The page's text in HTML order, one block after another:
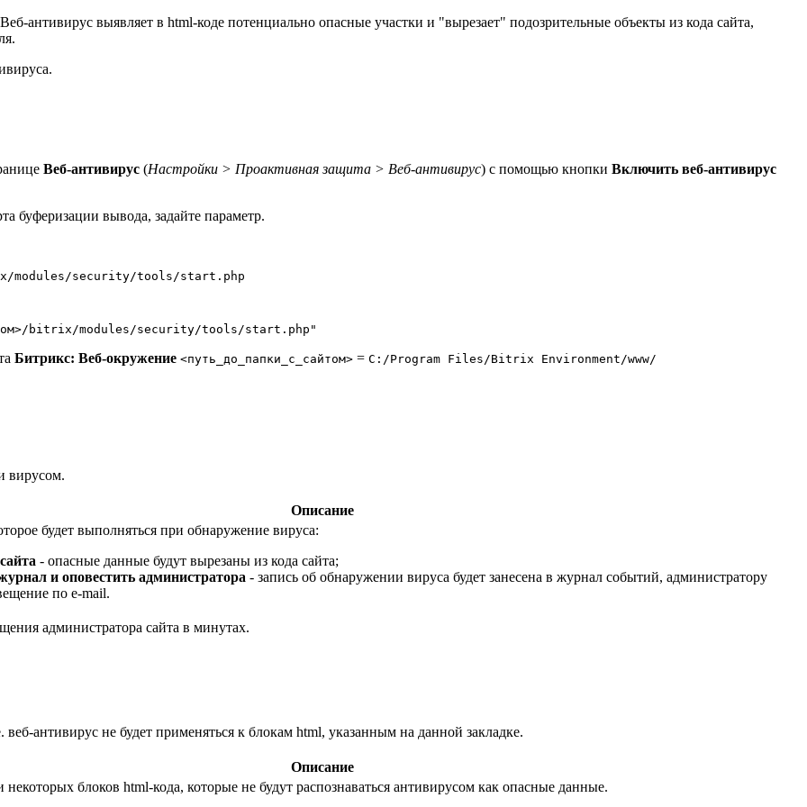
антивирус выявляет в html-коде потенциально опасные участки и "вырезает" подозрительные объекты из кода сайта,
Веб-антивирус (Настройки > Проактивная защита > Веб-антивирус) с помощью кнопки Включить веб-антивирус
буферизации вывода, задайте параметр.
modules/security/tools/start.php
bitrix/modules/security/tools/start.php"
Битрикс: Веб-окружение <путь_до_папки_с_сайтом> = C:/Program Files/Bitrix Environment/www/
вирусом.
Описание
будет выполняться при обнаружение вируса:
- опасные данные будут вырезаны из кода сайта;
и оповестить администратора - запись об обнаружении вируса будет занесена в журнал событий, администратору
по e-mail.
администратора сайта в минутах.
антивирус не будет применяться к блокам html, указанным на данной закладке.
Описание
блоков html-кода, которые не будут распознаваться антивирусом как опасные данные.